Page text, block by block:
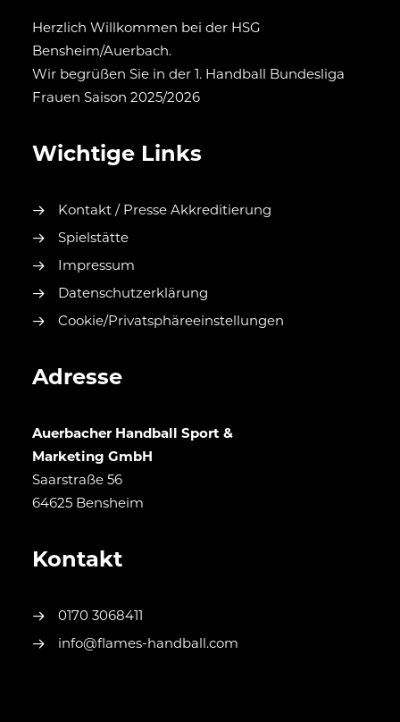
Herzlich Willkommen bei der HSG
Bensheim/Auerbach.
Wir begrüßen Sie in der 1. Handball Bundesliga
Frauen Saison 2025/2026
Wichtige Links
Kontakt / Presse Akkreditierung
Spielstätte
Impressum
Datenschutzerklärung
Cookie/Privatsphäreeinstellungen
Adresse
Auerbacher Handball Sport &
Marketing GmbH
Saarstraße 56
64625 Bensheim
Kontakt
0170 3068411
info@flames-handball.com